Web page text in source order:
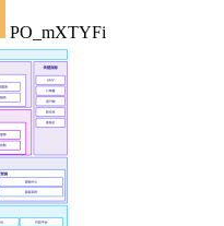
PO_mXTYFi